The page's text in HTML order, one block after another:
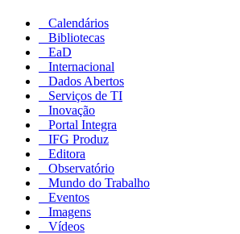
Calendários
Bibliotecas
EaD
Internacional
Dados Abertos
Serviços de TI
Inovação
Portal Integra
IFG Produz
Editora
Observatório
Mundo do Trabalho
Eventos
Imagens
Vídeos